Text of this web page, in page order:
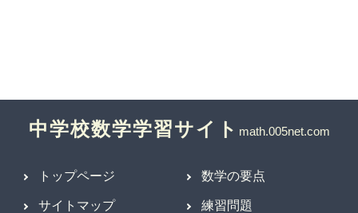
中学校数学学習サイト
トップページ
サイトマップ
数学の要点
練習問題